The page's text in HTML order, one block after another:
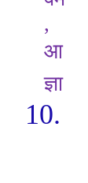
,
आ
ज्ञा
10.